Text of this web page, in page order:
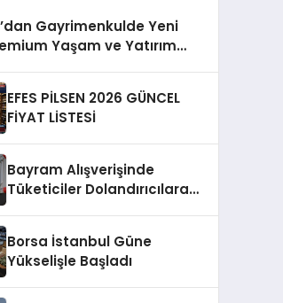
Gayrimenkulde Yeni
Yaşam ve Yatırım
EFES PİLSEN 2026 GÜNCEL
FİYAT LİSTESİ
Bayram Alışverişinde
Tüketiciler Dolandırıcılara
Borsa İstanbul Güne
Yükselişle Başladı